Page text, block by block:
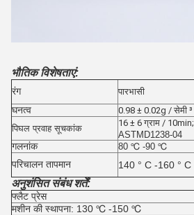
भौतिक विशेषताएं:
रंग पारभासी
घनत्व
0.98 ± 0.02g / सेमी ³
पिघल प्रवाह सूचकांक
16 ± 6 ग्राम / 10min;
ASTMD1238-04
गलनांक
80 ℃ -90 ℃
परिचालन तापमान
140 ° C -160 ° C
अनुशंसित संबंध शर्तें:
फ्लैट प्रेस
मशीन की स्थापना: 130 ℃ -150 ℃